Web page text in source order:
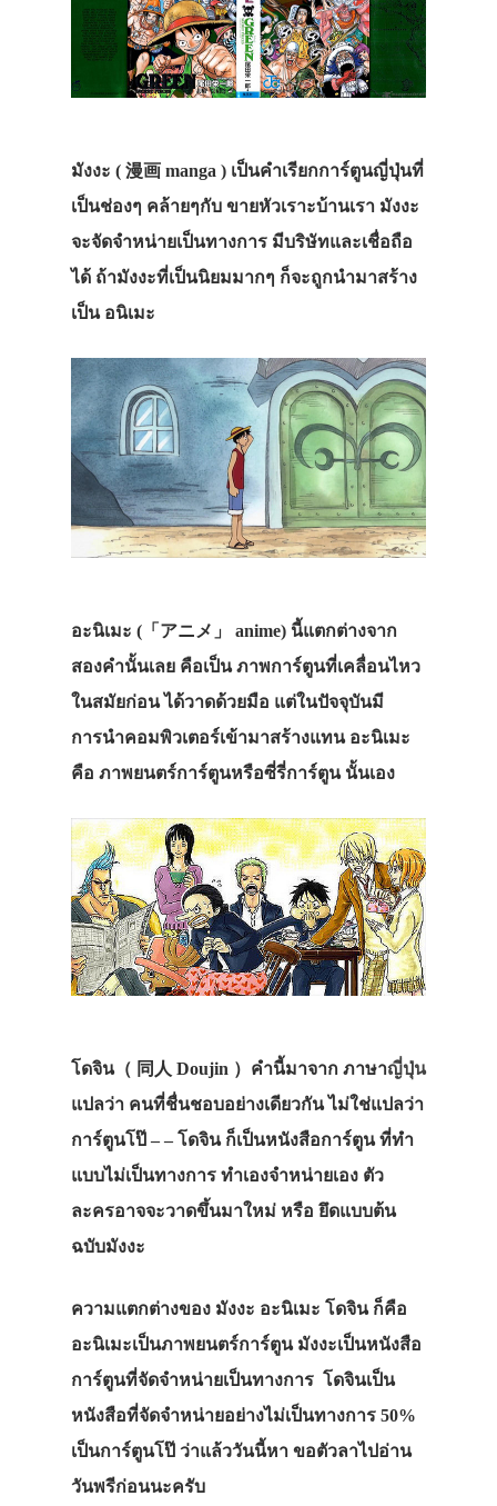
มังงะ ( 漫画 manga ) เป็นคำเรียกการ์ตูนญี่ปุ่นที่
เป็นช่องๆ คล้ายๆกับ ขายหัวเราะบ้านเรา มังงะ
จะจัดจำหน่ายเป็นทางการ มีบริษัทและเชื่อถือ
ได้ ถ้ามังงะที่เป็นนิยมมากๆ ก็จะถูกนำมาสร้าง
เป็น อนิเมะ
อะนิเมะ (「アニメ」 anime) นี้แตกต่างจาก
สองคำนั้นเลย คือเป็น ภาพการ์ตูนที่เคลื่อนไหว
ในสมัยก่อน ได้วาดด้วยมือ แต่ในปัจจุบันมี
การนำคอมพิวเตอร์เข้ามาสร้างแทน อะนิเมะ
คือ ภาพยนตร์การ์ตูนหรือซี่รี่การ์ตูน นั้นเอง
โดจิน（ 同人 Doujin ）คำนี้มาจาก ภาษาญี่ปุ่น
แปลว่า คนที่ชื่นชอบอย่างเดียวกัน ไม่ใช่แปลว่า
การ์ตูนโป๊ – – โดจิน ก็เป็นหนังสือการ์ตูน ที่ทำ
แบบไม่เป็นทางการ ทำเองจำหน่ายเอง ตัว
ละครอาจจะวาดขึ้นมาใหม่ หรือ ยึดแบบต้น
ฉบับมังงะ
ความแตกต่างของ มังงะ อะนิเมะ โดจิน ก็คือ
อะนิเมะเป็นภาพยนตร์การ์ตูน มังงะเป็นหนังสือ
การ์ตูนที่จัดจำหน่ายเป็นทางการ โดจินเป็น
หนังสือที่จัดจำหน่ายอย่างไม่เป็นทางการ 50%
เป็นการ์ตูนโป๊ ว่าแล้ววันนี้หา ขอตัวลาไปอ่าน
วันพรีก่อนนะครับ